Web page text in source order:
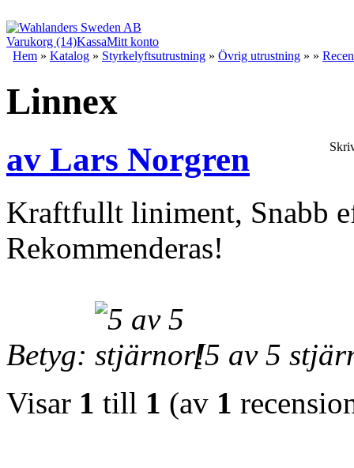
Varukorg (14)KassaMitt konto
Hem » Katalog » Styrkelyftsutrustning » Övrig utrustning » »
Linnex
av Lars Norgren
Kraftfullt liniment, Snabb
Rekommenderas!
Betyg:
[5 av 5
Visar 1 till 1 (av 1